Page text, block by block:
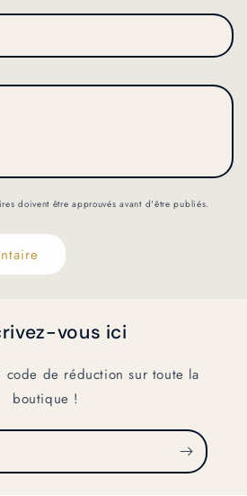
doivent être approuvés avant d'être publiés.
vous ici
code de réduction sur toute la
boutique !